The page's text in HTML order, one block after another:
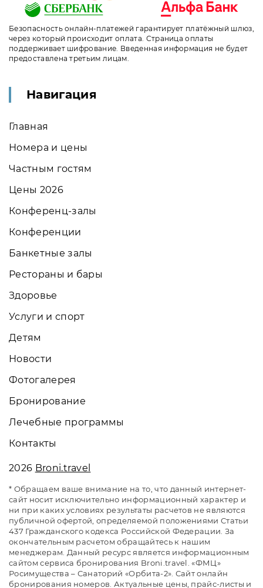
Безопасность онлайн-платежей гарантирует платёжный шлюз,
через который происходит оплата. Страница оплаты
поддерживает шифрование. Введенная информация не будет
предоставлена третьим лицам.
Навигация
Главная
Номера и цены
Частным гостям
Цены 2026
Конференц-залы
Конференции
Банкетные залы
Рестораны и бары
Здоровье
Услуги и спорт
Детям
Новости
Фотогалерея
Бронирование
Лечебные программы
Контакты
2026 Broni.travel
* Обращаем ваше внимание на то, что данный интернет-
сайт носит исключительно информационный характер и
ни при каких условиях результаты расчетов не являются
публичной офертой, определяемой положениями Статьи
437 Гражданского кодекса Российской Федерации. За
окончательным расчетом обращайтесь к нашим
менеджерам. Данный ресурс является информационным
сайтом сервиса бронирования Broni.travel. «ФМЦ»
Росимущества – Санаторий «Орбита-2». Сайт онлайн
бронирования номеров. Актуальные цены, прайс-листы и